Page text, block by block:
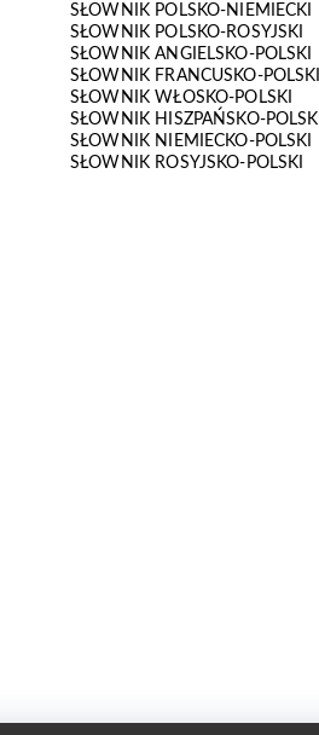
SŁOWNIK POLSKO-NIEMIECKI
SŁOWNIK POLSKO-ROSYJSKI
SŁOWNIK ANGIELSKO-POLSKI
SŁOWNIK FRANCUSKO-POLSKI
SŁOWNIK WŁOSKO-POLSKI
SŁOWNIK HISZPAŃSKO-POLSKI
SŁOWNIK NIEMIECKO-POLSKI
SŁOWNIK ROSYJSKO-POLSKI